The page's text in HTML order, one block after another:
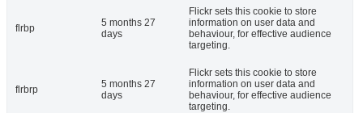
flrbp
5 months 27
days
Flickr sets this cookie to store
information on user data and
behaviour, for effective audience
targeting.
flrbrp
5 months 27
days
Flickr sets this cookie to store
information on user data and
behaviour, for effective audience
targeting.